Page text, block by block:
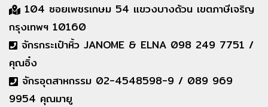
104 ซอยเพชรเกษม 54 แขวงบางด้วน เขตภาษีเจริญ
กรุงเทพฯ 10160
จักรกระเป๋าหิ้ว JANOME & ELNA 098 249 7751 /
คุณอิ๋ง
จักรอุตสาหกรรม 02-4548598-9 / 089 969
9954 คุณมายู